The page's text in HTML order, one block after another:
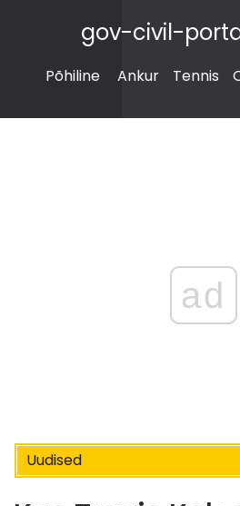
gov-civil-
Põhiline Ankur Tennis
ad
Uudised